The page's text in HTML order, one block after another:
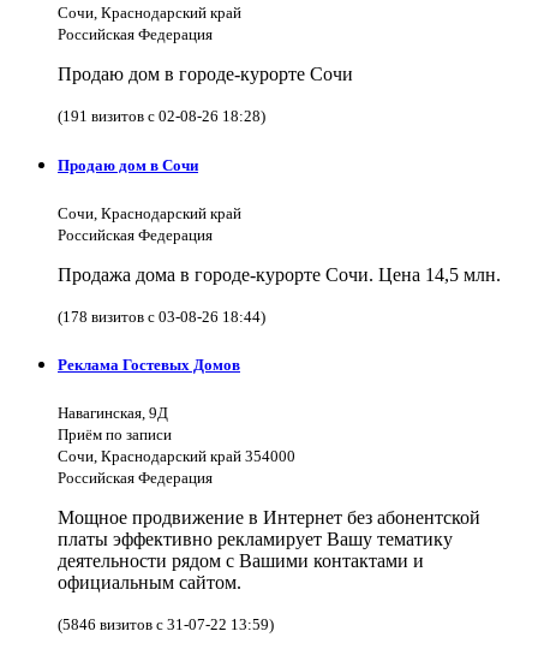
Сочи, Краснодарский край
Российская Федерация
Продаю дом в городе-курорте Сочи
(191 визитов с 02-08-26 18:28)
Продаю дом в Сочи
Сочи, Краснодарский край
Российская Федерация
Продажа дома в городе-курорте Сочи. Цена 14,5 млн.
(178 визитов с 03-08-26 18:44)
Реклама Гостевых Домов
Навагинская, 9Д
Приём по записи
Сочи, Краснодарский край 354000
Российская Федерация
Мощное продвижение в Интернет без абонентской
платы эффективно рекламирует Вашу тематику
деятельности рядом с Вашими контактами и
официальным сайтом.
(5846 визитов с 31-07-22 13:59)